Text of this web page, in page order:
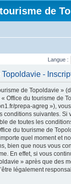
de
Langue :
-
de Topoldavie »
Office du tourisme de
prepa-agreg »),
conditions suivantes. Si
de toutes les
du tourisme de
quel moment et
bien que nous vous
En effet, si vous
» après que des
légalement